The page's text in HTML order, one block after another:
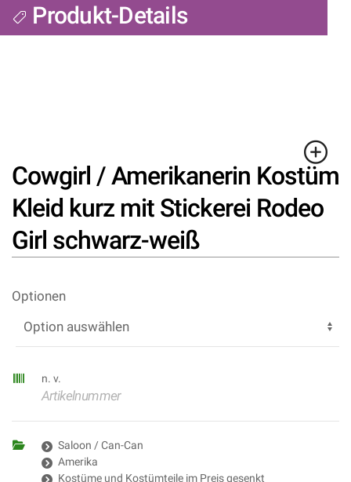
Produkt-Details
Cowgirl / Amerikanerin Kostüm
Kleid kurz mit Stickerei Rodeo
Girl schwarz-weiß
Optionen
n. v.
Artikelnummer
Saloon / Can-Can
Amerika
Kostüme und Kostümteile im Preis gesenkt